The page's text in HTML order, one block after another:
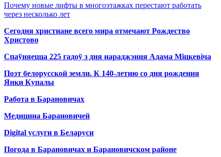
Почему новые лифты в многоэтажках перестают работать
через несколько лет
Сегодня христиане всего мира отмечают Рождество
Христово
Спаўняецца 225 гадоў з дня нараджэння Адама Міцкевіча
Поэт белорусской земли. К 140-летию со дня рождения
Янки Купалы
Работа в Барановичах
Медицина Барановичей
Digital услуги в Беларуси
Погода в Барановичах и Барановичском районе